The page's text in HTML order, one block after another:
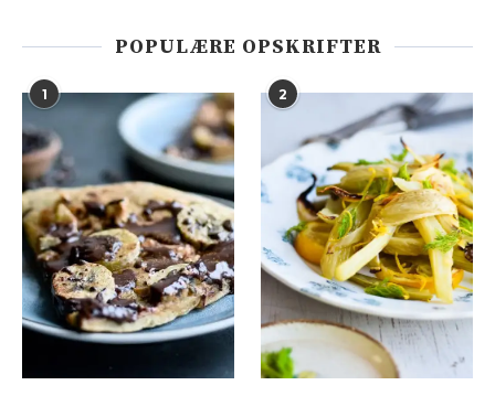
POPULÆRE OPSKRIFTER
1 2